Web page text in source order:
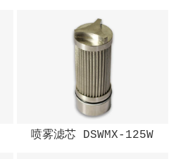
喷雾滤芯 DSWMX-125W